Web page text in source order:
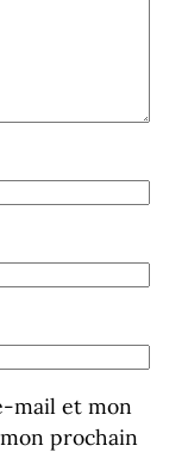
mail et mon
prochain